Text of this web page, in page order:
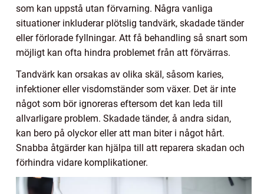
som kan uppstå utan förvarning. Några vanliga
situationer inkluderar plötslig tandvärk, skadade tänder
eller förlorade fyllningar. Att få behandling så snart som
möjligt kan ofta hindra problemet från att förvärras.
Tandvärk kan orsakas av olika skäl, såsom karies,
infektioner eller visdomständer som växer. Det är inte
något som bör ignoreras eftersom det kan leda till
allvarligare problem. Skadade tänder, å andra sidan,
kan bero på olyckor eller att man biter i något hårt.
Snabba åtgärder kan hjälpa till att reparera skadan och
förhindra vidare komplikationer.